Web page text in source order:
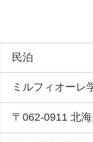
民泊
ミルフィオーレ
〒062-0911 北